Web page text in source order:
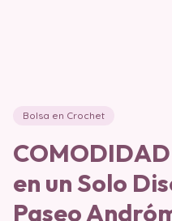
Bolsa en Crochet
en un Solo
Paseo